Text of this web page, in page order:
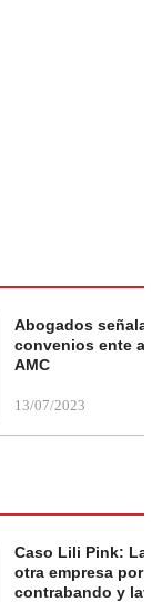
Abogados
convenios ente
AMC
13/07/2023
Caso Lili Pink: La
otra empresa por
contrabando y